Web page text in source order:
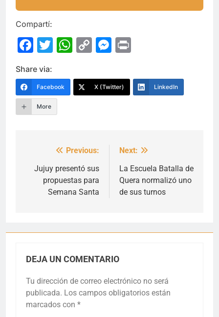
Compartí:
Facebook
Twitter
WhatsApp
CopyMessenger
Share via:
Facebook X (Twitter) LinkedIn
More
Navegación
de
entradas
Previous:
Jujuy presentó sus
propuestas para
Semana Santa
Next:
La Escuela Batalla de
Quera normalizó uno
de sus turnos
DEJA UN COMENTARIO
Tu dirección de correo electrónico no será
publicada. Los campos obligatorios están
marcados con *